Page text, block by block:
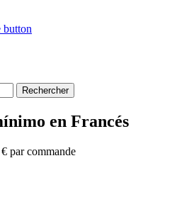
button
en Francés
par commande